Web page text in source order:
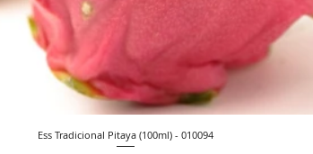
Visualização rápida
Ess Tradicional Pitaya (100ml) - 010094